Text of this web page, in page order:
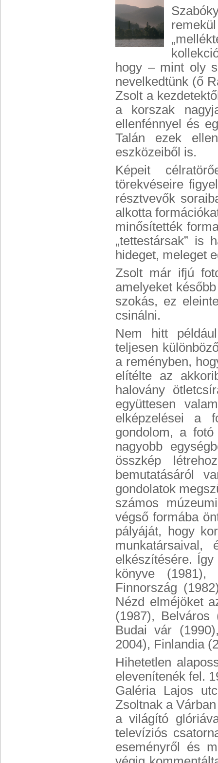
hogy – mint oly
nevelkedtünk (ő
Zsolt a
a korszak
ellenfénnyel és
Talán ezek
eszközeiből is.
Képeit
törekvéseire
résztvevők
alkotta
minősítették
„tettestársak” is
hideget, meleget
Zsolt már ifjú
amelyeket
szokás, ez
csinálni.
Nem hitt
teljesen
a reményben,
elítélte az
halovány
együttesen
elképzelései a
gondolom, a
nagyobb
összkép
bemutatásáról
gondolatok
számos
végső formába
pályáját, hogy
elkészítésére.
könyve
Finnország
Nézd elméjöket
(1987), Belváros
Budai vár
2004), Finlandia
Hihetetlen
elevenítenék fel.
Galéria Lajos
Zsoltnak a
a világító
televíziós
eseményről és